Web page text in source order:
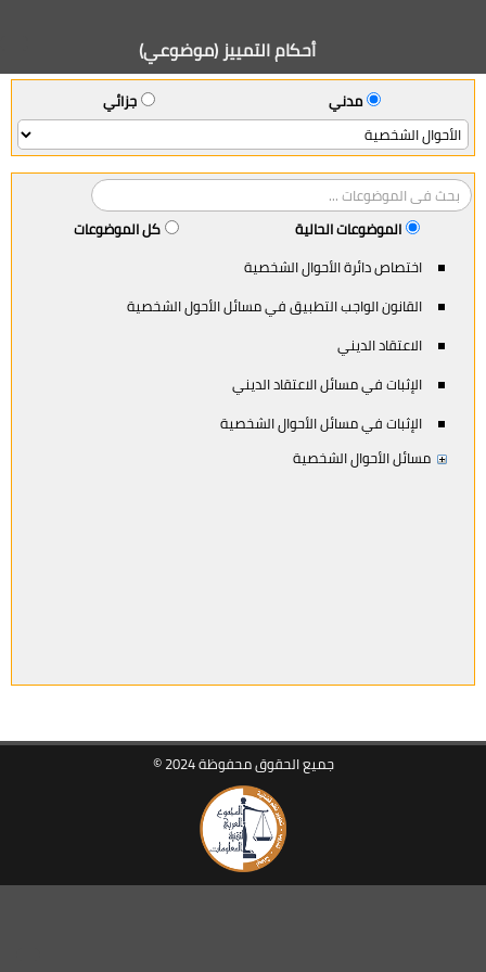
أحكام التمييز (موضوعي)
مدني جزائي
الموضوعات الحالية
كل الموضوعات
اختصاص دائرة الأحوال الشخصية
القانون الواجب التطبيق في مسائل الأحول الشخصية
الاعتقاد الديني
الإثبات في مسائل الاعتقاد الديني
الإثبات في مسائل الأحوال الشخصية
مسائل الأحوال الشخصية
جميع الحقوق محفوظة 2024 ©